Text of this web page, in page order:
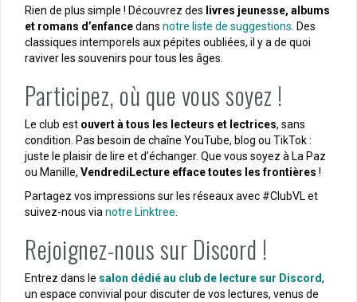
Rien de plus simple ! Découvrez des livres jeunesse, albums
et romans d’enfancedans notre liste de suggestions . Des
classiques intemporels aux pépites oubliées, il y a de quoi
raviver les souvenirs pour tous les âges.
Participez, où que vous soyez !
Le club est ouvert à tous les lecteurs et lectrices, sans
condition. Pas besoin de chaîne YouTube, blog ou TikTok :
juste le plaisir de lire et d’échanger. Que vous soyez à La Paz
ou Manille, VendrediLecture efface toutes les frontières !
Partagez vos impressions sur les réseaux avec #ClubVL et
suivez-nous via notre Linktree
Rejoignez-nous sur Discord !
Entrez dans le salon dédié au club de lecture sur Discord,
un espace convivial pour discuter de vos lectures, venus de